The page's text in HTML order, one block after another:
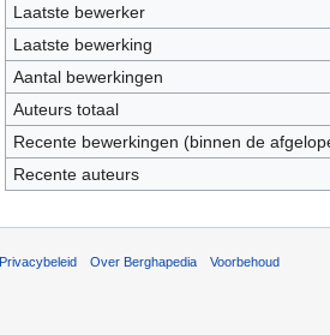
Laatste bewerker
Laatste bewerking
Aantal bewerkingen
Auteurs totaal
Recente bewerkingen (binnen de
Recente auteurs
Privacybeleid Over Berghapedia Voorbehoud